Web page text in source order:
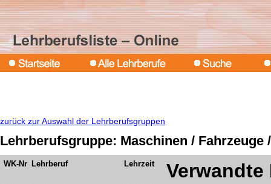
zurück zur Auswahl der Lehrberufsgruppen
Lehrberufsgruppe: Maschinen / Fahrzeuge
WK-Nr Lehrberuf Lehrzeit